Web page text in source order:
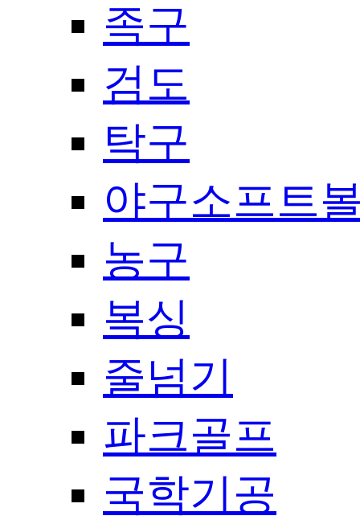
족구
검도
탁구
야구소프트
농구
복싱
줄넘기
파크골프
국학기공